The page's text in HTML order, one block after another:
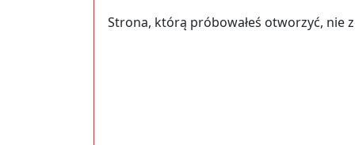
Strona, którą próbowałeś otworzyć, nie